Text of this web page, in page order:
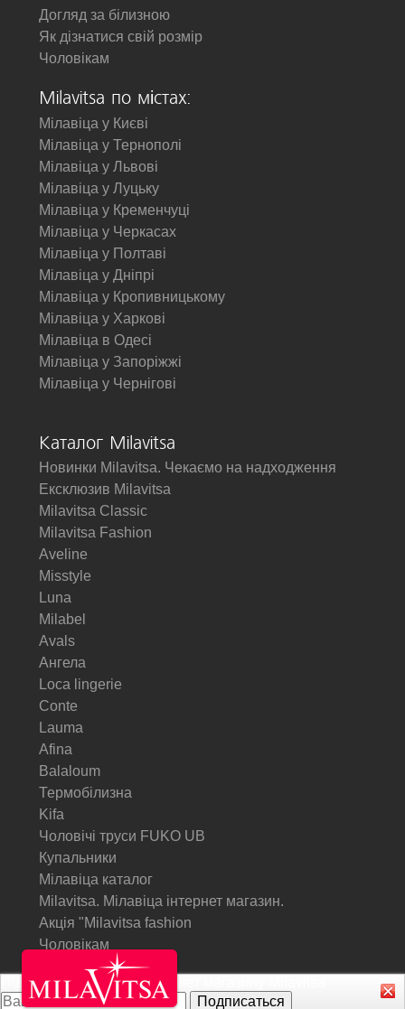
Догляд за білизною
Як дізнатися свій розмір
Чоловікам
Milavitsa по містах:
Мілавіца у Києві
Мілавіца у Тернополі
Мілавіца у Львові
Мілавіца у Луцьку
Мілавіца у Кременчуці
Мілавіца у Черкасах
Мілавіца у Полтаві
Мілавіца у Дніпрі
Мілавіца у Кропивницькому
Мілавіца у Харкові
Мілавіца в Одесі
Мілавіца у Запоріжжі
Мілавіца у Чернігові
Каталог Milavitsa
Новинки Milavitsa. Чекаємо на надходження
Ексклюзив Milavitsa
Milavitsa Classic
Milavitsa Fashion
Aveline
Misstyle
Luna
Milabel
Avals
Ангела
Loca lingerie
Conte
Lauma
Afina
Balaloum
Термобілизна
Kifa
Чоловічі труси FUKO UB
Купальники
Мілавіца каталог
Milavitsa. Мілавіца інтернет магазин.
Акція "Milavitsa fashion
Чоловікам
Підписатися на Акції інтернет магазину
© Milavitsa.